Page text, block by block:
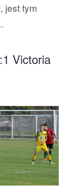
jest tym
Victoria